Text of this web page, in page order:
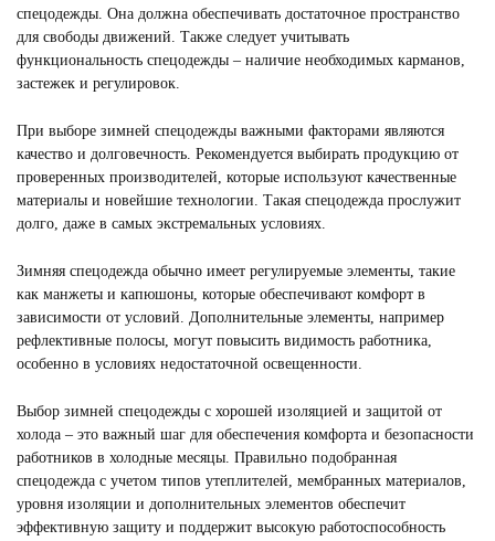
спецодежды. Она должна обеспечивать достаточное пространство
для свободы движений. Также следует учитывать
функциональность спецодежды – наличие необходимых карманов,
застежек и регулировок.
При выборе зимней спецодежды важными факторами являются
качество и долговечность. Рекомендуется выбирать продукцию от
проверенных производителей, которые используют качественные
материалы и новейшие технологии. Такая спецодежда прослужит
долго, даже в самых экстремальных условиях.
Зимняя спецодежда обычно имеет регулируемые элементы, такие
как манжеты и капюшоны, которые обеспечивают комфорт в
зависимости от условий. Дополнительные элементы, например
рефлективные полосы, могут повысить видимость работника,
особенно в условиях недостаточной освещенности.
Выбор зимней спецодежды с хорошей изоляцией и защитой от
холода – это важный шаг для обеспечения комфорта и безопасности
работников в холодные месяцы. Правильно подобранная
спецодежда с учетом типов утеплителей, мембранных материалов,
уровня изоляции и дополнительных элементов обеспечит
эффективную защиту и поддержит высокую работоспособность